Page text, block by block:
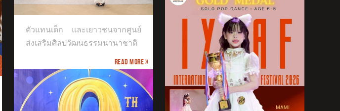
ตัวแทนเด็ก และเยาวชนจากศูนย์
ส่งเสริมศิลปวัฒนธรรมนานาชาติ
Read more »